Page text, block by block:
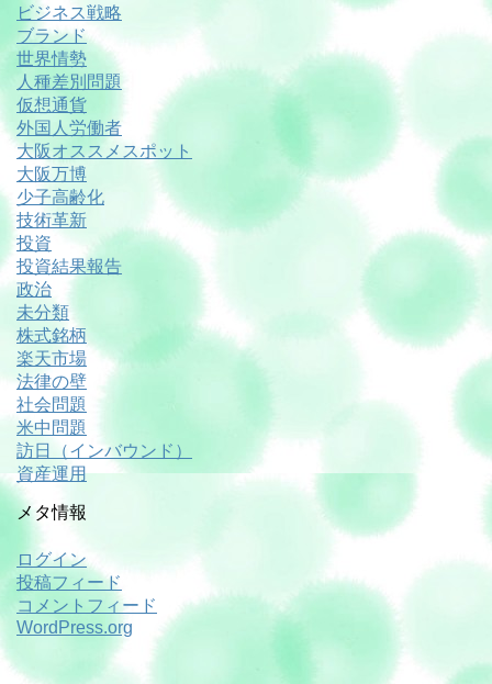
ビジネス戦略
ブランド
世界情勢
人種差別問題
仮想通貨
外国人労働者
大阪オススメスポット
大阪万博
少子高齢化
技術革新
投資
投資結果報告
政治
未分類
株式銘柄
楽天市場
法律の壁
社会問題
米中問題
訪日（インバウンド）
資産運用
メタ情報
ログイン
投稿フィード
コメントフィード
WordPress.org